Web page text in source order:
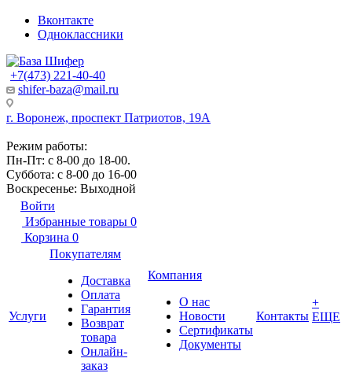
Вконтакте
Одноклассники
+7(473) 221-40-40
shifer-baza@mail.ru
г. Воронеж, проспект Патриотов, 19А
Режим работы:
Пн-Пт: с 8-00 до 18-00.
Суббота: с 8-00 до 16-00
Воскресенье: Выходной
Войти
Избранные товары 0
Корзина 0
Услуги
Покупателям
Доставка
Оплата
Гарантия
Возврат
товара
Онлайн-
заказ
Компания
О нас
Новости
Сертификаты
Документы
Контакты
+
ЕЩЕ